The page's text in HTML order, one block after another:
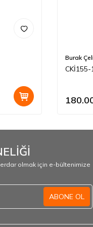
Burak
CKİ155-
olmak için e-bültenimize
ABONE OL